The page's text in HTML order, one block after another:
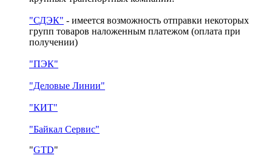
"СДЭК" - имеется возможность отправки некоторых
групп товаров наложенным платежом (оплата при
получении)
"ПЭК"
"Деловые Линии"
"КИТ"
"Байкал Сервис"
"GTD"